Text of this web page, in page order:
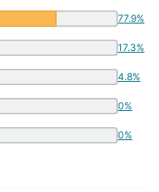
77.9%
17.3%
4.8%
0%
0%